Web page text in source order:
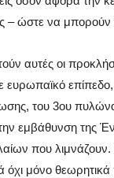
– ώστε να μπορούν
αυτές οι
ευρωπαϊκό
του 3ου
εμβάθυνση της
που
όχι μόνο